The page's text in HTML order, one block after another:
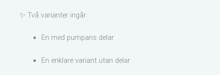
✨ Två varianter ingår:
En med pumpans delar
En enklare variant utan delar